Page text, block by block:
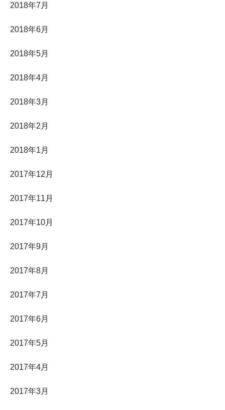
2018年7月
2018年6月
2018年5月
2018年4月
2018年3月
2018年2月
2018年1月
2017年12月
2017年11月
2017年10月
2017年9月
2017年8月
2017年7月
2017年6月
2017年5月
2017年4月
2017年3月